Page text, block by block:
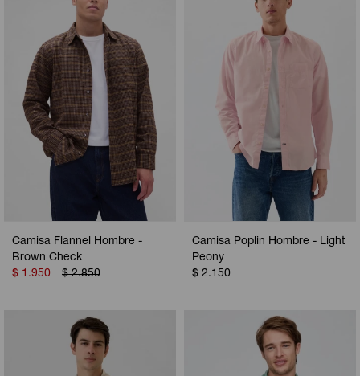
Camisa Flannel Hombre -
Brown Check
$ 1.950 $ 2.850
Camisa Poplin Hombre - Light
Peony
$ 2.150